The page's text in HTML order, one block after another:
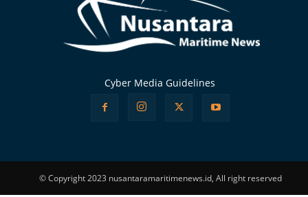
Cyber Media Guidelines
© Copyright 2023 nusantaramaritimenews.id, All right reserved